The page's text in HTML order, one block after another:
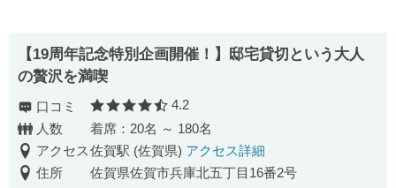
【19周年記念特別企画開催！】邸宅貸切という大人
の贅沢を満喫
口コミ 口コミ評価
4.2
人数
着席：20名 ～ 180名
アクセス佐賀駅 (佐賀県) アクセス詳細
住所
佐賀県佐賀市兵庫北五丁目16番2号